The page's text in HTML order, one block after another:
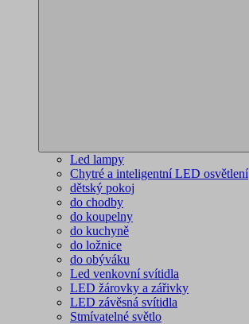
Led lampy
Chytré a inteligentní LED osvětlení
dětský pokoj
do chodby
do koupelny
do kuchyně
do ložnice
do obýváku
Led venkovní svítidla
LED žárovky a zářivky
LED závěsná svítidla
Stmívatelné světlo